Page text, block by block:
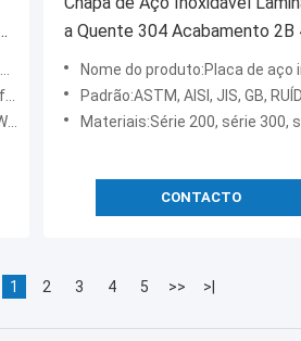
a Quente 304 Acabamento 2B
Pés Espessura 1mm/2mm/3mm
para Equipamentos de Cozinha
Indústria Alimentícia
Nome do produto:Placa de aço
Padrão:ASTM, AISI, JIS, GB,
Materiais:Série 200, série 300,
CONTACTO
1 2 3 4 5 >> >|